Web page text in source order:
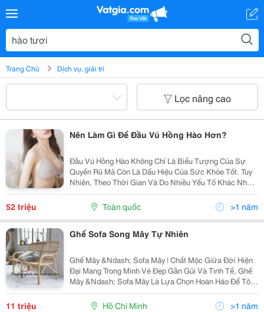
Trang Chủ Dịch vụ, giải trí
Lọc nâng cao
Nên Làm Gì Để Đầu Vú Hồng Hào Hơn?
Đầu Vú Hồng Hào Không Chỉ Là Biểu Tượng Của Sự
Quyến Rũ Mà Còn Là Dấu Hiệu Của Sức Khỏe Tốt. Tuy
Nhiên, Theo Thời Gian Và Do Nhiều Yếu Tố Khác Nhau,
Đầu Vú Có Thể Bị Thâm Sạm. Vậy, Làm Gì Để Đầu Vú
Hồng Hào ? Tại Bệnh Viện Thẩm Mỹ Ngô Mộng Hùng,...
52 triệu Toàn quốc >1 năm
Ghế Sofa Song Mây Tự Nhiên
Ghế Mây &Ndash; Sofa Mây | Chất Mộc Giữa Đời Hiện
Đại Mang Trong Mình Vẻ Đẹp Gần Gũi Và Tinh Tế, Ghế
Mây &Ndash; Sofa Mây Là Lựa Chọn Hoàn Hảo Để Tô
Điểm Không Gian Sống Của Bạn. Từ Phòng Khách, Ban
Công Đến Quán Cà Phê Hay Homestay, Những Bộ
11 triệu Hồ Chí Minh >1 năm